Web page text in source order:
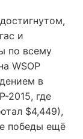
и
по всему
WSOP
в
2015, где
$4,449),
победы ещё